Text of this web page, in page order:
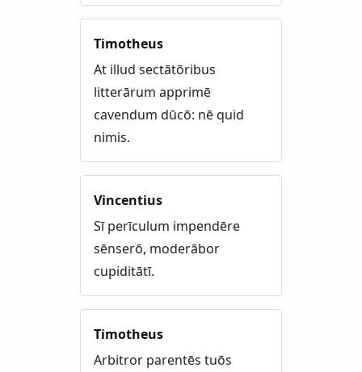
Timotheus
At illud sectātōribus
litterārum apprimē
cavendum dūcō: nē quid
nimis.
Vincentius
Sī perīculum impendēre
sēnserō, moderābor
cupiditātī.
Timotheus
Arbitror parentēs tuōs